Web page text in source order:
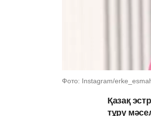
Фото: Instagram/
Қазақ
тұру